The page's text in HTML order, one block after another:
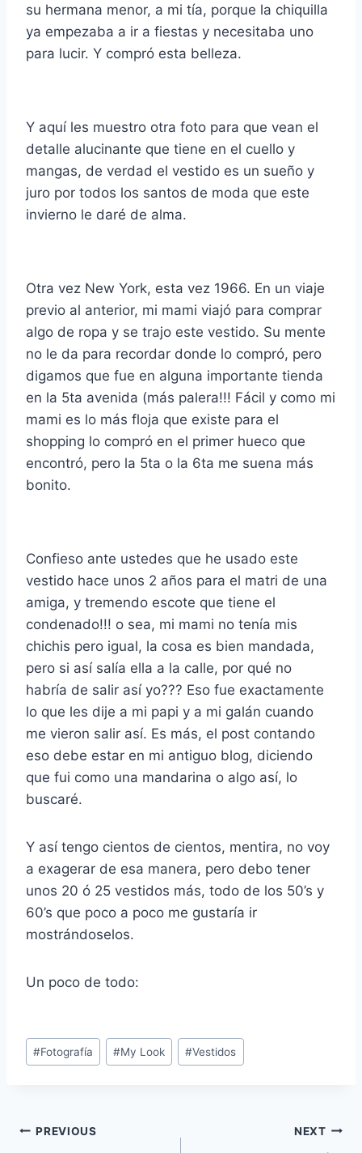
su hermana menor, a mi tía, porque la chiquilla
ya empezaba a ir a fiestas y necesitaba uno
para lucir. Y compró esta belleza.
Y aquí les muestro otra foto para que vean el
detalle alucinante que tiene en el cuello y
mangas, de verdad el vestido es un sueño y
juro por todos los santos de moda que este
invierno le daré de alma.
Otra vez New York, esta vez 1966. En un viaje
previo al anterior, mi mami viajó para comprar
algo de ropa y se trajo este vestido. Su mente
no le da para recordar donde lo compró, pero
digamos que fue en alguna importante tienda
en la 5ta avenida (más palera!!! Fácil y como mi
mami es lo más floja que existe para el
shopping lo compró en el primer hueco que
encontró, pero la 5ta o la 6ta me suena más
bonito.
Confieso ante ustedes que he usado este
vestido hace unos 2 años para el matri de una
amiga, y tremendo escote que tiene el
condenado!!! o sea, mi mami no tenía mis
chichis pero igual, la cosa es bien mandada,
pero si así salía ella a la calle, por qué no
habría de salir así yo??? Eso fue exactamente
lo que les dije a mi papi y a mi galán cuando
me vieron salir así. Es más, el post contando
eso debe estar en mi antiguo blog, diciendo
que fui como una mandarina o algo así, lo
buscaré.
Y así tengo cientos de cientos, mentira, no voy
a exagerar de esa manera, pero debo tener
unos 20 ó 25 vestidos más, todo de los 50’s y
60’s que poco a poco me gustaría ir
mostrándoselos.
Un poco de todo:
Post
Tags:
#Fotografía #My Look #Vestidos
Navegación
PREVIOUS NEXT